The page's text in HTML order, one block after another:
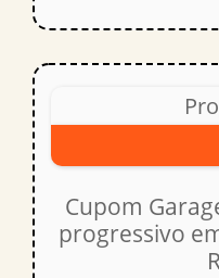
Cupom
progressivo